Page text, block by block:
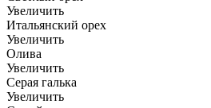
Увеличить
Итальянский орех
Увеличить
Олива
Увеличить
Серая галька
Увеличить